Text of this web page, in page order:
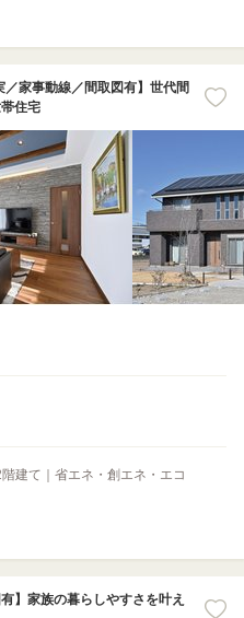
／家事動線／間取図有】世代間
住宅
建て｜省エネ・創エネ・エコ
】家族の暮らしやすさを叶え